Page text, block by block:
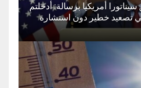
أمريكيا برسالة: أدخلتم
تصعيد خطير دون استشارة